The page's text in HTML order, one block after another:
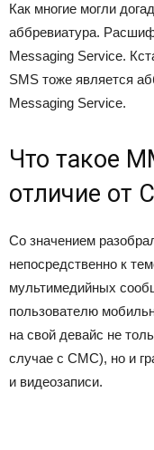
Как многие могли
аббревиатура.
Messaging Service.
SMS тоже является
Messaging Service.
Что такое
отличие от
Со значением
непосредственно к
мультимедийных
пользователю
на свой девайс не
случае с СМС), но и
и видеозаписи.